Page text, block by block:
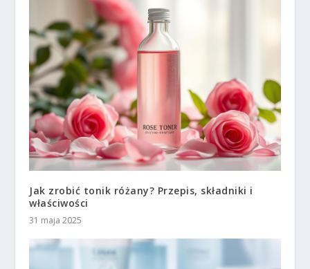
Jak zrobić tonik różany? Przepis, składniki i
właściwości
31 maja 2025